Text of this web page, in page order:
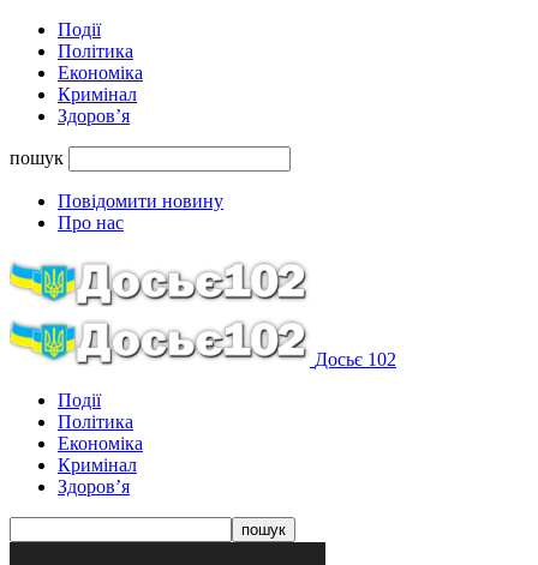
Події
Політика
Економіка
Кримінал
Здоров’я
пошук
Повідомити новину
Про нас
Досьє 102
Події
Політика
Економіка
Кримінал
Здоров’я